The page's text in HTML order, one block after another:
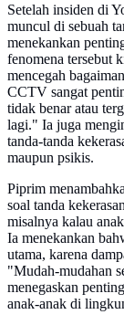
Setelah insiden di
muncul di sebuah
menekankan
fenomena tersebut
mencegah
CCTV sangat
tidak benar atau
lagi." Ia juga
tanda-tanda
maupun psikis.
Piprim
soal tanda
misalnya kalau
Ia menekankan
utama, karena
"Mudah-mudahan
menegaskan
anak-anak di